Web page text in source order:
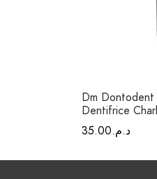
Dm
Dentifrice
د.م.35.00